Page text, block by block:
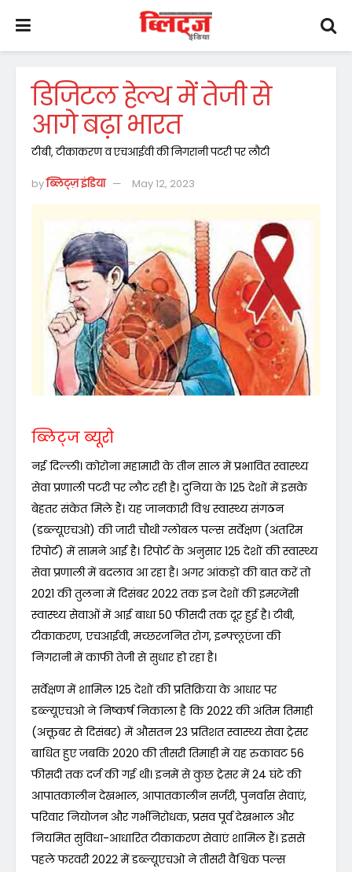
डिजिटल हेल्थ में तेजी से
आगे बढ़ा भारत
टीबी, टीकाकरण व एचआईवी की निगरानी पटरी पर लौटी
byब्लिट्ज़ इंडिया May 12, 2023
ब्लिट्ज ब्यूरो
नई दिल्ली। कोरोना महामारी के तीन साल में प्रभावित स्वास्थ्य
सेवा प्रणाली पटरी पर लौट रही है। दुनिया के 125 देशों में इसके
बेहतर संकेत मिले हैं। यह जानकारी विश्व स्वास्थ्य संगठन
(डब्ल्यूएचओ) की जारी चौथी ग्लोबल पल्स सर्वेक्षण (अंतरिम
रिपोर्ट) में सामने आई है। रिपोर्ट के अनुसार 125 देशों की स्वास्थ्य
सेवा प्रणाली में बदलाव आ रहा है। अगर आंकड़ों की बात करें तो
2021 की तुलना में दिसंबर 2022 तक इन देशों की इमरजेंसी
स्वास्थ्य सेवाओं में आई बाधा 50 फीसदी तक दूर हुई है। टीबी,
टीकाकरण, एचआईवी, मच्छरजनित रोग, इन्फ्लूएंजा की
निगरानी में काफी तेजी से सुधार हो रहा है।
सर्वेक्षण में शामिल 125 देशों की प्रतिक्रिया के आधार पर
डब्ल्यूएचओ ने निष्कर्ष निकाला है कि 2022 की अंतिम तिमाही
(अक्तूबर से दिसंबर) में औसतन 23 प्रतिशत स्वास्थ्य सेवा ट्रेसर
बाधित हुए जबकि 2020 की तीसरी तिमाही में यह रुकावट 56
फीसदी तक दर्ज की गई थी। इनमें से कुछ ट्रेसर में 24 घंटे की
आपातकालीन देखभाल, आपातकालीन सर्जरी, पुनर्वास सेवाएं,
परिवार नियोजन और गर्भनिरोधक, प्रसव पूर्व देखभाल और
नियमित सुविधा-आधारित टीकाकरण सेवाएं शामिल हैं। इससे
पहले फरवरी 2022 में डब्ल्यूएचओ ने तीसरी वैश्विक पल्स